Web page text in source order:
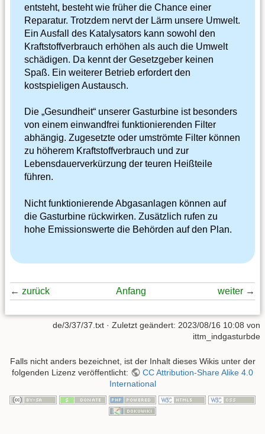
entsteht, besteht wie früher die Chance einer
Reparatur. Trotzdem nervt der Lärm unsere Umwelt.
Ein Ausfall des Katalysators kann sowohl den
Kraftstoffverbrauch erhöhen als auch die Umwelt
schädigen. Da kennt der Gesetzgeber keinen
Spaß. Ein weiterer Betrieb erfordert den
kostspieligen Austausch.
Die „Gesundheit“ unserer Gasturbine ist besonders
von einem einwandfrei funktionierenden Filter
abhängig. Zugesetzte oder umströmte Filter können
zu höherem Kraftstoffverbrauch und zur
Lebensdauerverkürzung der teuren Heißteile
führen.
Nicht funktionierende Abgasanlagen können auf
die Gasturbine rückwirken. Zusätzlich rufen zu
hohe Emissionswerte die Behörden auf den Plan.
← zurück Anfang weiter →
de/3/37/37.txt · Zuletzt geändert: 2023/08/16 10:08 von
ittm_indgasturbde
Falls nicht anders bezeichnet, ist der Inhalt dieses Wikis unter der
folgenden Lizenz veröffentlicht:
CC Attribution-Share Alike 4.0
International